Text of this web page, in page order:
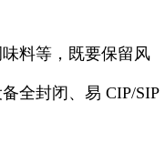
料等，既要保留风
全封闭、易 CIP/SIP